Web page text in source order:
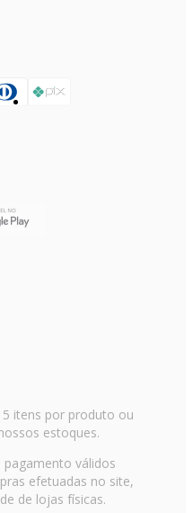
itens por produto ou
estoques.
pagamento válidos
efetuadas no site,
de lojas físicas.